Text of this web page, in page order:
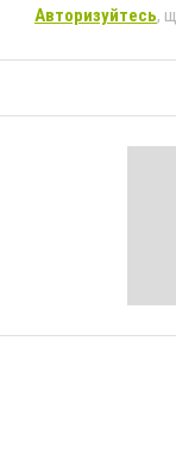
Авторизуйтесь,